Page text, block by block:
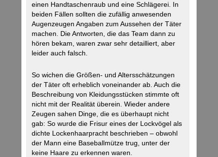
einen Handtaschenraub und eine Schlägerei. In
beiden Fällen sollten die zufällig anwesenden
Augenzeugen Angaben zum Aussehen der Täter
machen. Die Antworten, die das Team dann zu
hören bekam, waren zwar sehr detailliert, aber
leider auch falsch.
So wichen die Größen- und Altersschätzungen
der Täter oft erheblich voneinander ab. Auch die
Beschreibung von Kleidungsstücken stimmte oft
nicht mit der Realität überein. Wieder andere
Zeugen sahen Dinge, die es überhaupt nicht
gab: So wurde die Frisur eines der Lockvögel als
dichte Lockenhaarpracht beschrieben – obwohl
der Mann eine Baseballmütze trug, unter der
keine Haare zu erkennen waren.